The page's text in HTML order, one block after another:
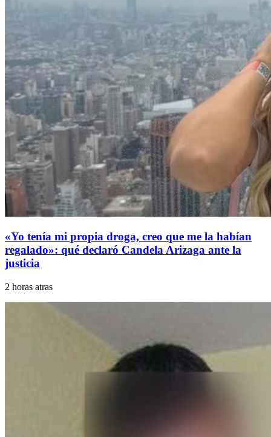
«Yo tenía mi propia droga, creo que me la habían
regalado»: qué declaró Candela Arizaga ante la
justicia
2 horas atras